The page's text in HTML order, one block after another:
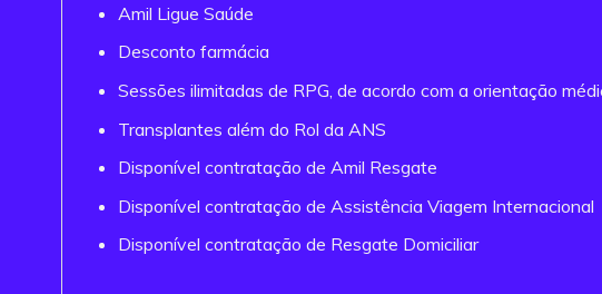
Amil Ligue Saúde
Desconto farmácia
Sessões ilimitadas de RPG, de acordo com a orientação
Transplantes além do Rol da ANS
Disponível contratação de Amil Resgate
Disponível contratação de Assistência Viagem Internacional
Disponível contratação de Resgate Domiciliar